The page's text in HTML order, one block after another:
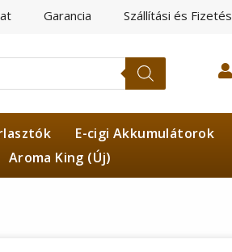
Garancia Szállítási és
E-cigi Akkumulátorok
Aroma King (Új)